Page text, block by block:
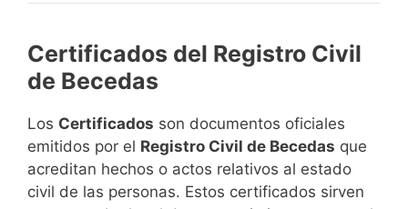
Certificados del Registro Civil
de Becedas
Los Certificados son documentos oficiales
emitidos por el Registro Civil de Becedas que
acreditan hechos o actos relativos al estado
civil de las personas. Estos certificados sirven